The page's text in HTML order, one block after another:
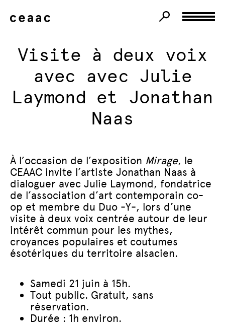
Visite à deux voix
avec avec Julie
Laymond et Jonathan
Naas
À l’occasion de l’exposition Mirage, le
CEAAC invite l’artiste Jonathan Naas à
dialoguer avec Julie Laymond, fondatrice
de l’association d’art contemporain co-
op et membre du Duo -Y-, lors d’une
visite à deux voix centrée autour de leur
intérêt commun pour les mythes,
croyances populaires et coutumes
ésotériques du territoire alsacien.
Samedi 21 juin à 15h.
Tout public. Gratuit, sans
réservation.
Durée : 1h environ.